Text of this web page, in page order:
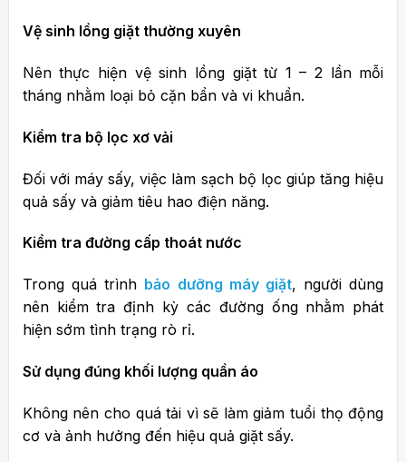
Vệ sinh lồng giặt thường xuyên
Nên thực hiện vệ sinh lồng giặt từ 1 – 2 lần mỗi
tháng nhằm loại bỏ cặn bẩn và vi khuẩn.
Kiểm tra bộ lọc xơ vải
Đối với máy sấy, việc làm sạch bộ lọc giúp tăng hiệu
quả sấy và giảm tiêu hao điện năng.
Kiểm tra đường cấp thoát nước
Trong quá trình bảo dưỡng máy giặt, người dùng
nên kiểm tra định kỳ các đường ống nhằm phát
hiện sớm tình trạng rò rỉ.
Sử dụng đúng khối lượng quần áo
Không nên cho quá tải vì sẽ làm giảm tuổi thọ động
cơ và ảnh hưởng đến hiệu quả giặt sấy.